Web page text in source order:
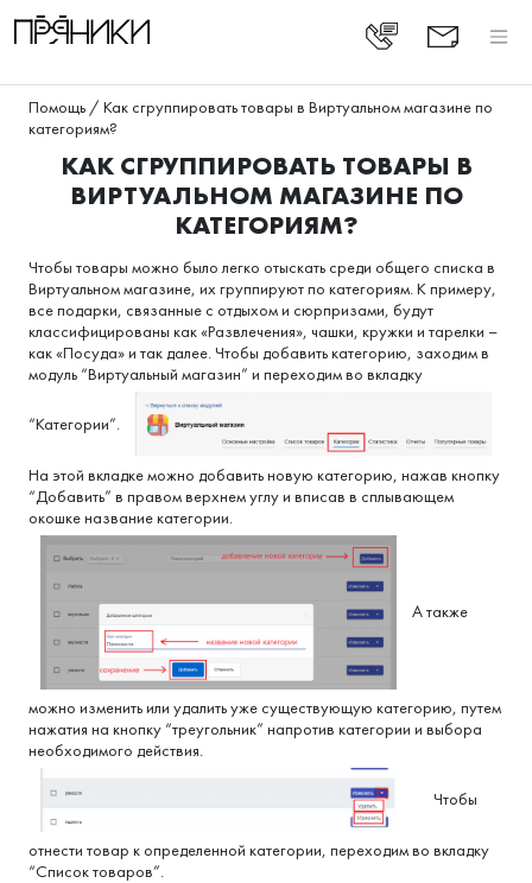
Помощь / Как сгруппировать товары в Виртуальном магазине по
категориям?
КАК СГРУППИРОВАТЬ ТОВАРЫ В
ВИРТУАЛЬНОМ МАГАЗИНЕ ПО
КАТЕГОРИЯМ?
Чтобы товары можно было легко отыскать среди общего списка в
Виртуальном магазине, их группируют по категориям. К примеру,
все подарки, связанные с отдыхом и сюрпризами, будут
классифицированы как «Развлечения», чашки, кружки и тарелки –
как «Посуда» и так далее. Чтобы добавить категорию, заходим в
модуль “Виртуальный магазин” и переходим во вкладку
“Категории”.
На этой вкладке можно добавить новую категорию, нажав кнопку
“Добавить” в правом верхнем углу и вписав в сплывающем
окошке название категории.
А также
можно изменить или удалить уже существующую категорию, путем
нажатия на кнопку “треугольник” напротив категории и выбора
необходимого действия.
Чтобы
отнести товар к определенной категории, переходим во вкладку
“Список товаров”.